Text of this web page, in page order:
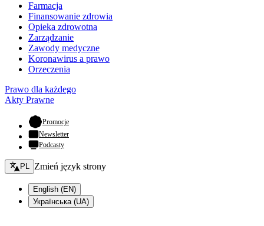
Farmacja
Finansowanie zdrowia
Opieka zdrowotna
Zarządzanie
Zawody medyczne
Koronawirus a prawo
Orzeczenia
Prawo dla każdego
Akty Prawne
Promocje- otwiera się w nowej karcie
Newsletter
Podcasty
Zmień język - bieżący:
PL Zmień język strony
English (EN)
Українська (UA)